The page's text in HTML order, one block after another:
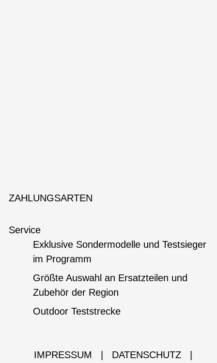
ZAHLUNGSARTEN
Service
Exklusive Sondermodelle und Testsieger
im Programm
Größte Auswahl an Ersatzteilen und
Zubehör der Region
Outdoor Teststrecke
IMPRESSUM DATENSCHUTZ